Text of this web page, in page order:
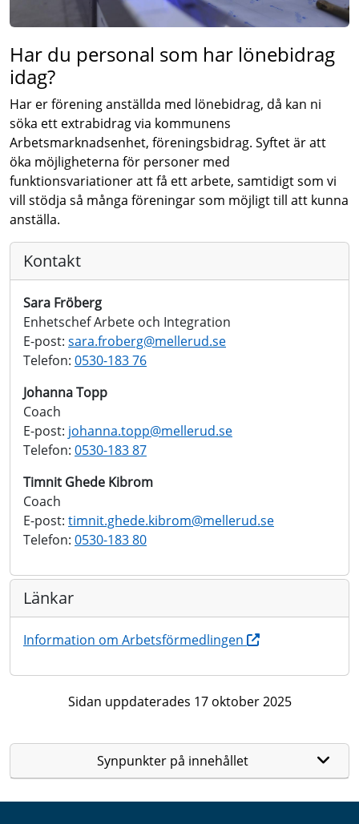
Har du personal som har lönebidrag
idag?
Har er förening anställda med lönebidrag, då kan ni
söka ett extrabidrag via kommunens
Arbetsmarknadsenhet, föreningsbidrag. Syftet är att
öka möjligheterna för personer med
funktionsvariationer att få ett arbete, samtidigt som vi
vill stödja så många föreningar som möjligt till att kunna
anställa.
Kontakt
Sara Fröberg
Enhetschef Arbete och Integration
E-post: sara.froberg@mellerud.se
Telefon: 0530-183 76
Johanna Topp
Coach
E-post: johanna.topp@mellerud.se
Telefon: 0530-183 87
Timnit Ghede Kibrom
Coach
E-post: timnit.ghede.kibrom@mellerud.se
Telefon: 0530-183 80
Länkar
Information om Arbetsförmedlingen
Sidan uppdaterades 17 oktober 2025
Synpunkter på innehållet